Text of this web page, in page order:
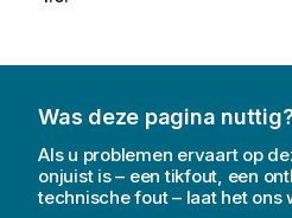
Was deze pagina
Als u problemen ervaart op
onjuist is – een tikfout, een
technische fout – laat het ons